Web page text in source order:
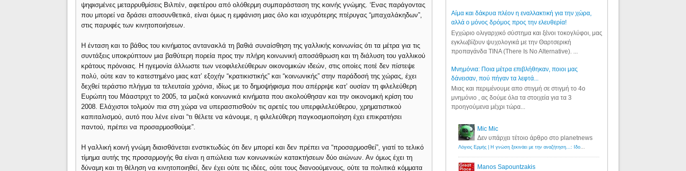
ψηφισμένες μεταρρυθμίσεις Βιλπέν, αφετέρου από ολόθερμη συμπαράσταση της κοινής γνώμης. ‘Ενας παράγοντας
που μπορεί να δράσει αποσυνθετικά, είναι όμως η εμφάνιση μιας όλο και ισχυρότερης πτέρυγας “μπαχαλάκηδων”,
στις παρυφές των κινητοποιήσεων.
Η ένταση και το βάθος του κινήματος αντανακλά τη βαθιά συναίσθηση της γαλλικής κοινωνίας ότι τα μέτρα για τις
συντάξεις υποκρύπτουν μια βαθύτερη πορεία προς την πλήρη κοινωνική αποσάθρωση και τη διάλυση του γαλλικού
κράτους πρόνοιας. Η ηγεμονία άλλωστε των νεοφιλελεύθερων οικονομικών ιδεών, στις οποίες ποτέ δεν πίστεψε
πολύ, ούτε καν το κατεστημένο μιας κατ’ εξοχήν “κρατικιστικής” και “κοινωνικής” στην παράδοσή της χώρας, έχει
δεχθεί τεράστιο πλήγμα τα τελευταία χρόνια, ιδίως με το δημοψήφισμα που απέρριψε κατ’ oυσίαν τη φιλελεύθερη
Ευρώπη του Μάαστριχτ το 2005, τα μαζικά κοινωνικά κινήματα που ακολούθησαν και την οικονομική κρίση του
2008. Ελάχιστοι τολμούν πια στη χώρα να υπερασπισθούν τις αρετές του υπερφιλελεύθερου, χρηματιστικού
καπιταλισμού, αυτό που λένε είναι “τι θέλετε να κάνουμε, η φιλελεύθερη παγκοσμιοποίηση έχει επικρατήσει
παντού, πρέπει να προσαρμοσθούμε”.
Η γαλλική κοινή γνώμη διαισθάνεται ενστικτωδώς ότι δεν μπορεί και δεν πρέπει να “προσαρμοσθεί”, γιατί το τελικό
τίμημα αυτής της προσαρμογής θα είναι η απώλεια των κοινωνικών κατακτήσεων δύο αιώνων. Αν όμως έχει τη
δύναμη και τη θέληση να κινητοποιηθεί, δεν έχει ούτε τις ιδέες, ούτε τους διανοούμενους, ούτε τα πολιτικά κόμματα
Αίμα και δάκρυα πλέον η εναλλακτική για την χώρα,
αλλά ο μόνος δρόμος προς την ελευθερία!
Εγχώριο ολιγαρχικό σύστημα και ξένοι τοκογλύφοι, μας
εγκλωβίζουν ψυχολογικά με την Θαρτσερική
προπαγάνδα TINA (There Is No Alternative). ...
Μνημόνια: Ποια μέτρα επιβλήθηκαν, ποιοι μας
δάνεισαν, πού πήγαν τα λεφτά...
Μιας και περιμένουμε απο στιγμή σε στιγμή το 4ο
μνημόνιο , ας δούμε όλα τα στοιχεία για τα 3
προηγούμενα μέχρι τώρα...
Mic Mic
Δεν υπάρχει τέτοιο άρθρο στο planetnews
Λόγιος Ερμής | Η γνώση ξεκινάει με την αναζήτηση...: Ιδού οι 18 που χρωστούν 11 δις ευρώ!
Manos Sapountzakis